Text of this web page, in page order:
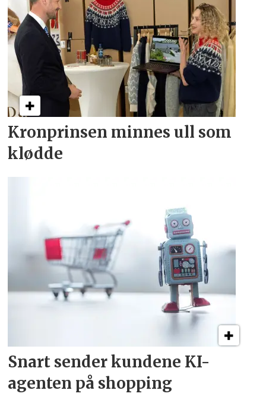
Kronprinsen minnes ull som
klødde
Snart sender kundene KI-
agenten på shopping